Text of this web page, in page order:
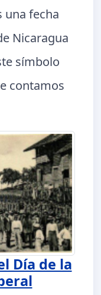
una fecha
Nicaragua
símbolo
contamos
Día de la